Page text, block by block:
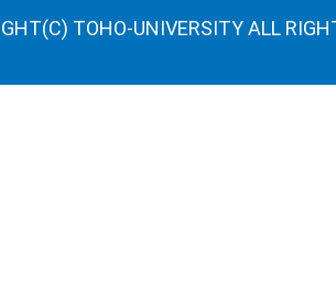
TOHO-UNIVERSITY ALL